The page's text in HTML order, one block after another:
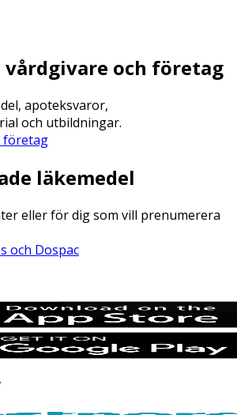
vårdgivare och företag
apoteksvaror,
och utbildningar.
företag
läkemedel
eller för dig som vill prenumerera
och Dospac